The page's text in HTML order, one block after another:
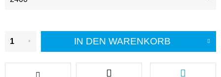
IN DEN WARENKORB